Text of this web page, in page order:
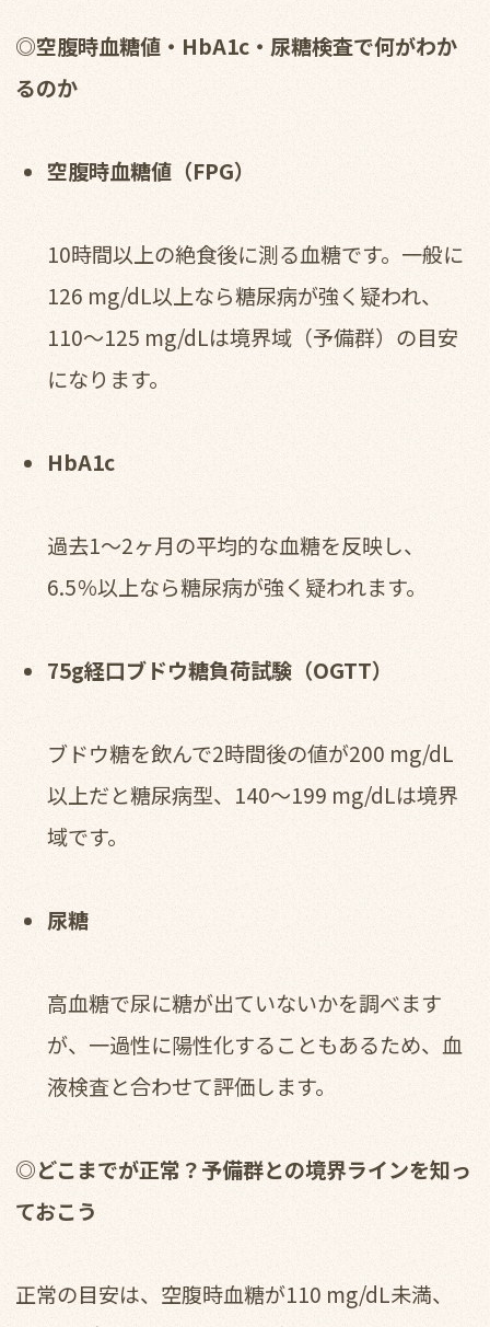
◎空腹時血糖値・HbA1c・尿糖検査で何がわか
るのか
空腹時血糖値（FPG）
10時間以上の絶食後に測る血糖です。一般に
126 mg/dL以上なら糖尿病が強く疑われ、
110〜125 mg/dLは境界域（予備群）の目安
になります。
HbA1c
過去1〜2ヶ月の平均的な血糖を反映し、
6.5％以上なら糖尿病が強く疑われます。
75g経口ブドウ糖負荷試験（OGTT）
ブドウ糖を飲んで2時間後の値が200 mg/dL
以上だと糖尿病型、140〜199 mg/dLは境界
域です。
尿糖
高血糖で尿に糖が出ていないかを調べます
が、一過性に陽性化することもあるため、血
液検査と合わせて評価します。
◎どこまでが正常？予備群との境界ラインを知っ
ておこう
正常の目安は、空腹時血糖が110 mg/dL未満、